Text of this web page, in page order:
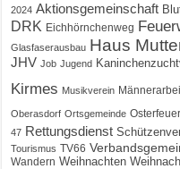
2024 Aktionsgemeinschaft
DRK Eichhörnchenweg
Glasfaserausbau Haus
JHV Job Jugend
Kirmes Musikverein
Oberasdorf Ortsgemeinde Osterfeuer
47 Rettungsdienst
Tourismus TV66
Wandern Weihnachten